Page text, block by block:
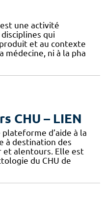
une activité
qui
et au contexte
médecine, ni à la pha
CHU – LIEN
d’aide à la
à destination des
et alentours. Elle est
du CHU de